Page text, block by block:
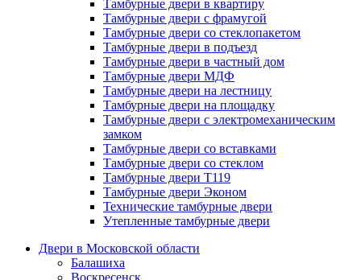
Тамбурные двери в квартиру
Тамбурные двери с фрамугой
Тамбурные двери со стеклопакетом
Тамбурные двери в подъезд
Тамбурные двери в частный дом
Тамбурные двери МДФ
Тамбурные двери на лестницу
Тамбурные двери на площадку
Тамбурные двери с электромеханическим
замком
Тамбурные двери со вставками
Тамбурные двери со стеклом
Тамбурные двери Т119
Тамбурные двери Эконом
Технические тамбурные двери
Утепленные тамбурные двери
Двери в Московской области
Балашиха
Воскресенск